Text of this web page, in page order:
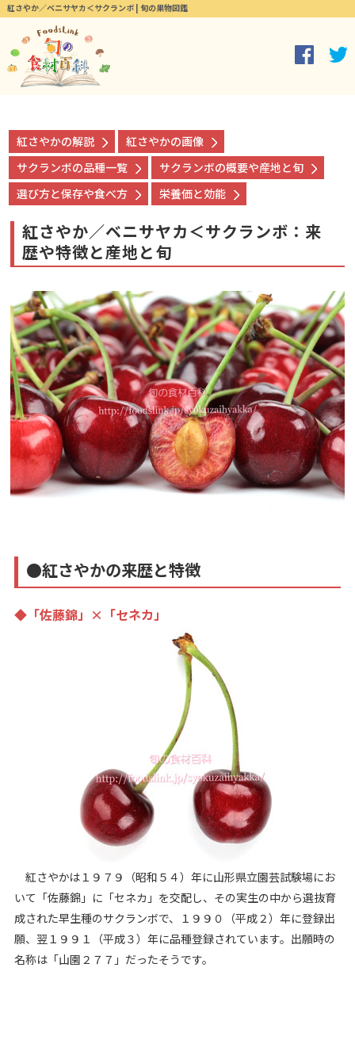
紅さやか／ベニサヤカ＜サクランボ | 旬の果物図鑑
紅さやかの解説
紅さやかの画像
サクランボの品種一覧
サクランボの概要や産地と旬
選び方と保存や食べ方
栄養価と効能
紅さやか／ベニサヤカ＜サクランボ：来
歴や特徴と産地と旬
●紅さやかの来歴と特徴
◆「佐藤錦」×「セネカ」
紅さやかは１９７９（昭和５４）年に山形県立園芸試験場にお
いて「佐藤錦」に「セネカ」を交配し、その実生の中から選抜育
成された早生種のサクランボで、１９９０（平成２）年に登録出
願、翌１９９１（平成３）年に品種登録されています。出願時の
名称は「山園２７７」だったそうです。